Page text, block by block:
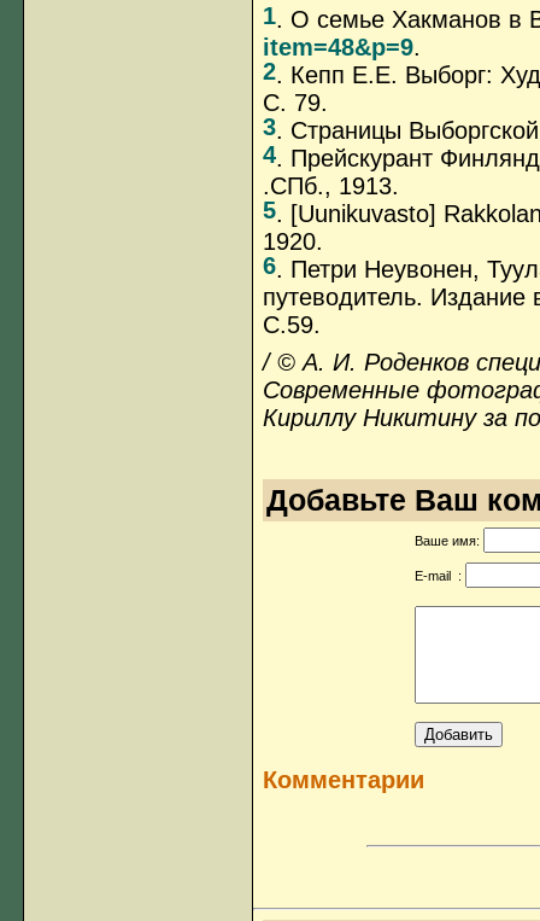
1. О семье Хакманов в
item=48&p=9.
2. Кепп Е.Е. Выборг:
С. 79.
3. Страницы
4. Прейскурант
.СПб., 1913.
5. [Uunikuvasto]
1920.
6. Петри Неувонен,
путеводитель.
С.59.
/ © А. И. Роденков
Современные
Кириллу Никитину за
Добавьте Ваш
Ваше имя:
E-mail :
Добавить
Комментарии